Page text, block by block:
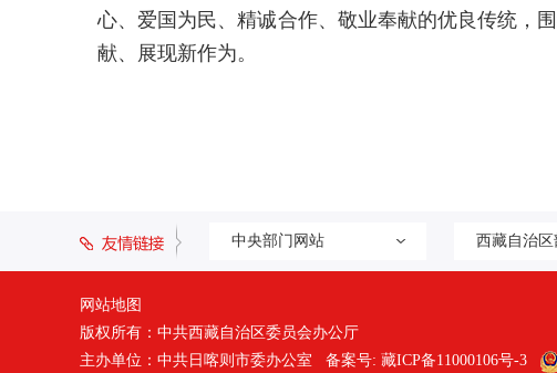
心、爱国为民、精诚合作、敬业奉献的优良传统，
献、展现新作为。
中央部门网站 西藏自治
网站地图
版权所有：中共西藏自治区委员会办公厅
主办单位：中共日喀则市委办公室 备案号: 藏ICP备11000106号-3